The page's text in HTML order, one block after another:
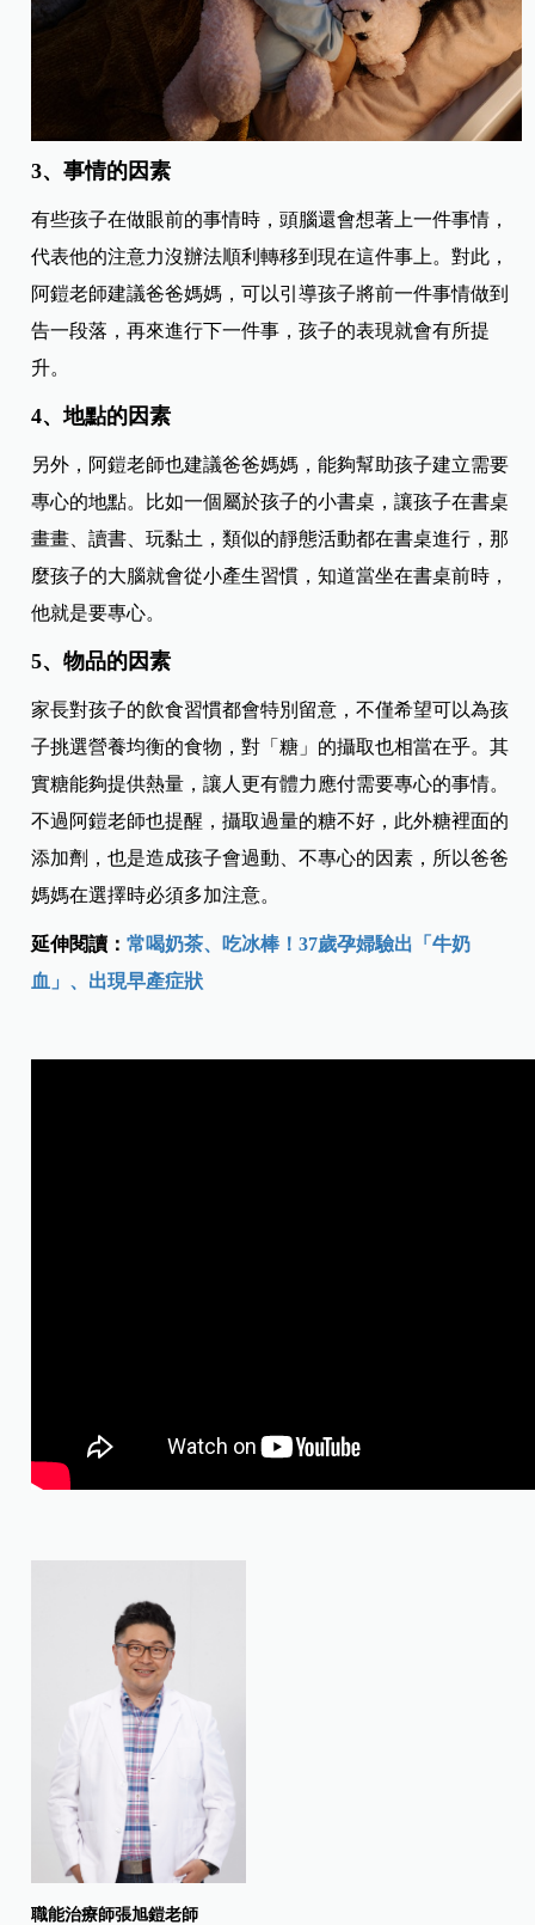
3、事情的因素
有些孩子在做眼前的事情時，頭腦還會想著上一件事情，
代表他的注意力沒辦法順利轉移到現在這件事上。對此，
阿鎧老師建議爸爸媽媽，可以引導孩子將前一件事情做到
告一段落，再來進行下一件事，孩子的表現就會有所提
升。
4、地點的因素
另外，阿鎧老師也建議爸爸媽媽，能夠幫助孩子建立需要
專心的地點。比如一個屬於孩子的小書桌，讓孩子在書桌
畫畫、讀書、玩黏土，類似的靜態活動都在書桌進行，那
麼孩子的大腦就會從小產生習慣，知道當坐在書桌前時，
他就是要專心。
5、物品的因素
家長對孩子的飲食習慣都會特別留意，不僅希望可以為孩
子挑選營養均衡的食物，對「糖」的攝取也相當在乎。其
實糖能夠提供熱量，讓人更有體力應付需要專心的事情。
不過阿鎧老師也提醒，攝取過量的糖不好，此外糖裡面的
添加劑，也是造成孩子會過動、不專心的因素，所以爸爸
媽媽在選擇時必須多加注意。
延伸閱讀：常喝奶茶、吃冰棒！37歲孕婦驗出「牛奶
血」、出現早產症狀
職能治療師張旭鎧老師